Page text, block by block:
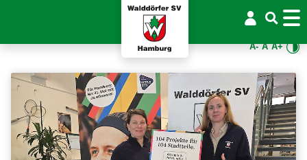
A- A A+